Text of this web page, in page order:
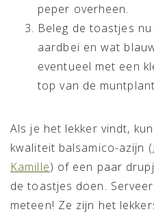
peper overheen.
Beleg de toastjes
aardbei en wat
eventueel met een
top van de
Als je het lekker vindt,
kwaliteit balsamico-azijn (
Kamille) of een paar
de toastjes doen.
meteen! Ze zijn het